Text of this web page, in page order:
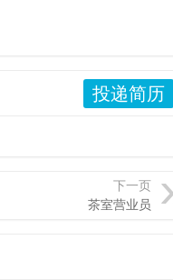
投递简历
下一页
茶室营业员